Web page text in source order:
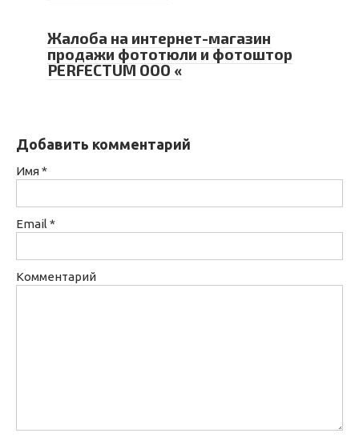
Жалоба на интернет-магазин
продажи фототюли и фотоштор
PERFECTUM ООО «
Добавить комментарий
Имя*
Email *
Комментарий